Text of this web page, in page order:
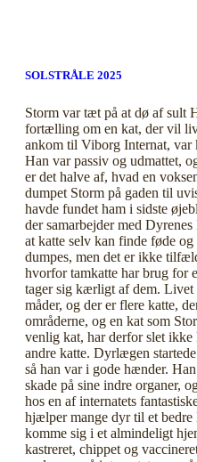
SOLSTRÅLE 2025
Storm var tæt på at dø af sult
fortælling om en kat, der vil
ankom til Viborg Internat, var
Han var passiv og udmattet,
er det halve af, hvad en
dumpet Storm på gaden til
havde fundet ham i sidste
der samarbejder med
at katte selv kan finde føde
dumpes, men det er ikke
hvorfor tamkatte har brug for
tager sig kærligt af dem. Livet
måder, og der er flere katte,
områderne, og en kat som
venlig kat, har derfor slet
andre katte. Dyrlægen
så han var i gode hænder.
skade på sine indre organer,
hos en af internatets
hjælper mange dyr til et bedre
komme sig i et almindeligt
kastreret, chippet og